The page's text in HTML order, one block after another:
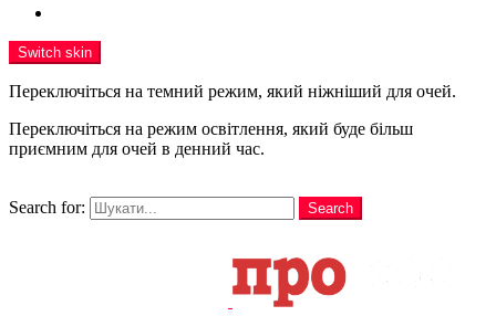
Switch skin
Переключіться на темний режим, який ніжніший для очей.
Переключіться на режим освітлення, який буде більш
приємним для очей в денний час.
Search for:
Search